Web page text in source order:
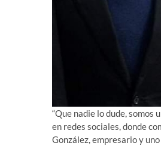
“Que nadie lo dude, somos
en redes sociales, donde
González, empresario y